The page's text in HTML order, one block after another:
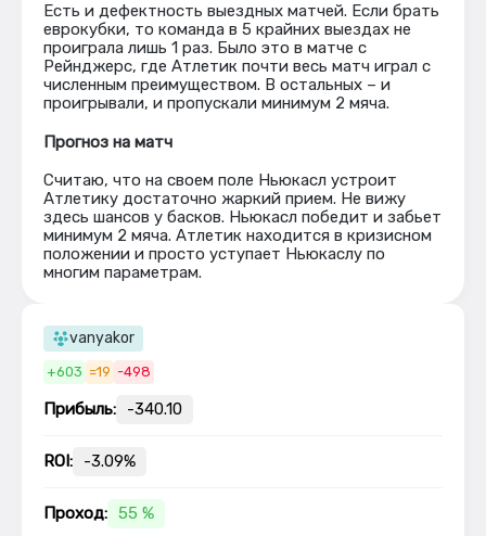
Есть и дефектность выездных матчей. Если брать
еврокубки, то команда в 5 крайних выездах не
проиграла лишь 1 раз. Было это в матче с
Рейнджерс, где Атлетик почти весь матч играл с
численным преимуществом. В остальных – и
проигрывали, и пропускали минимум 2 мяча.
Прогноз на матч
Считаю, что на своем поле Ньюкасл устроит
Атлетику достаточно жаркий прием. Не вижу
здесь шансов у басков. Ньюкасл победит и забьет
минимум 2 мяча. Атлетик находится в кризисном
положении и просто уступает Ньюкаслу по
многим параметрам.
vanyakor
+603 =19 -498
Прибыль: -340.10
ROI: -3.09%
Проход: 55 %